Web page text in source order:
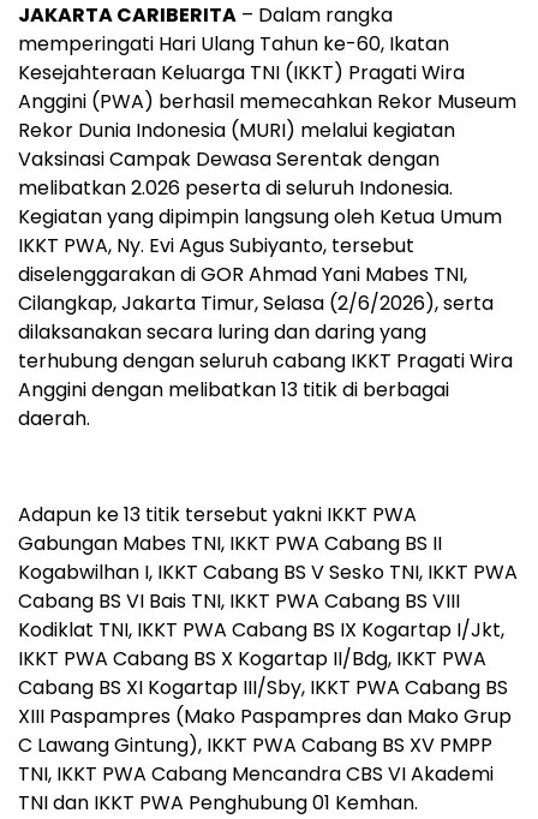
JAKARTA CARIBERITA – Dalam rangka
memperingati Hari Ulang Tahun ke-60, Ikatan
Kesejahteraan Keluarga TNI (IKKT) Pragati Wira
Anggini (PWA) berhasil memecahkan Rekor Museum
Rekor Dunia Indonesia (MURI) melalui kegiatan
Vaksinasi Campak Dewasa Serentak dengan
melibatkan 2.026 peserta di seluruh Indonesia.
Kegiatan yang dipimpin langsung oleh Ketua Umum
IKKT PWA, Ny. Evi Agus Subiyanto, tersebut
diselenggarakan di GOR Ahmad Yani Mabes TNI,
Cilangkap, Jakarta Timur, Selasa (2/6/2026), serta
dilaksanakan secara luring dan daring yang
terhubung dengan seluruh cabang IKKT Pragati Wira
Anggini dengan melibatkan 13 titik di berbagai
daerah.
Adapun ke 13 titik tersebut yakni IKKT PWA
Gabungan Mabes TNI, IKKT PWA Cabang BS II
Kogabwilhan I, IKKT Cabang BS V Sesko TNI, IKKT PWA
Cabang BS VI Bais TNI, IKKT PWA Cabang BS VIII
Kodiklat TNI, IKKT PWA Cabang BS IX Kogartap I/Jkt,
IKKT PWA Cabang BS X Kogartap II/Bdg, IKKT PWA
Cabang BS XI Kogartap III/Sby, IKKT PWA Cabang BS
XIII Paspampres (Mako Paspampres dan Mako Grup
C Lawang Gintung), IKKT PWA Cabang BS XV PMPP
TNI, IKKT PWA Cabang Mencandra CBS VI Akademi
TNI dan IKKT PWA Penghubung 01 Kemhan.